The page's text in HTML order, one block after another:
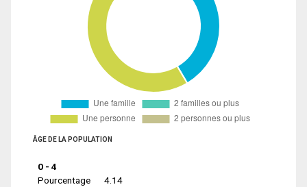
ÂGE DE LA POPULATION
0 - 4
Pourcentage
4.14